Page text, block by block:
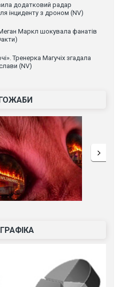
додатковий радар
інциденту з дроном (NV)
Меган Маркл шокувала фанатів
Тренерка Магучіх згадала
(NV)